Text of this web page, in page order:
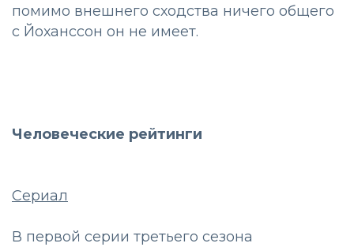
помимо внешнего сходства ничего общего
с Йоханссон он не имеет.
Человеческие рейтинги
Сериал
В первой серии третьего сезона